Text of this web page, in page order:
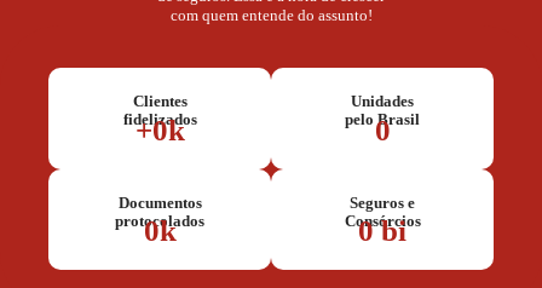
com quem entende do assunto!
Clientes
fidelizados
+0k
Unidades
pelo Brasil
0
Documentos
protocolados
0k
Seguros e
Consórcios
0 bi